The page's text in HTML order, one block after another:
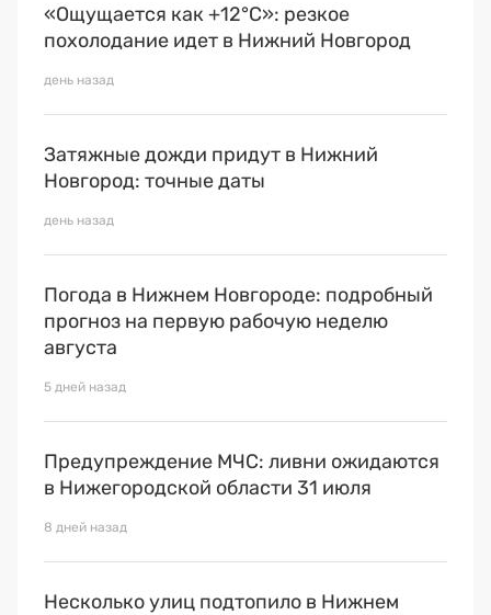
«Ощущается как +12°С»: резкое
похолодание идет в Нижний Новгород
день назад
Затяжные дожди придут в Нижний
Новгород: точные даты
день назад
Погода в Нижнем Новгороде: подробный
прогноз на первую рабочую неделю
августа
5 дней назад
Предупреждение МЧС: ливни ожидаются
в Нижегородской области 31 июля
8 дней назад
Несколько улиц подтопило в Нижнем